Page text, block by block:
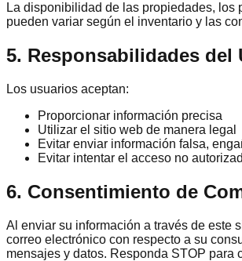
La disponibilidad de las propiedades,
pueden variar según el inventario y las
5. Responsabilidades del
Los usuarios aceptan:
Proporcionar información precisa
Utilizar el sitio web de manera legal
Evitar enviar información falsa,
Evitar intentar el acceso no
6. Consentimiento de
Al enviar su información a través de este
correo electrónico con respecto a su
mensajes y datos. Responda STOP para